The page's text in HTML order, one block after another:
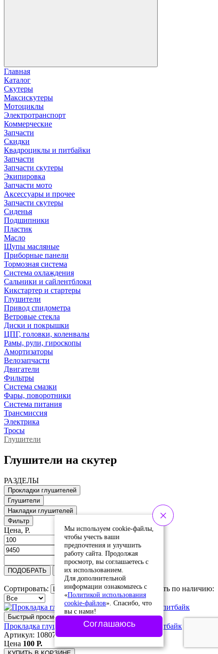
Главная
Каталог
Скутеры
Максискутеры
Мотоциклы
Электротранспорт
Коммерческие
Запчасти
Скидки
Квадроциклы и питбайки
Запчасти
Запчасти скутеры
Экипировка
Запчасти мото
Аксессуары и прочее
Запчасти скутеры
Сиденья
Подшипники
Пластик
Масло
Щупы масляные
Приборные панели
Тормозная система
Система охлаждения
Сальники и сайлентблоки
Кикстартер и стартеры
Глушители
Привод спидометра
Ветровые стекла
Диски и покрышки
ЦПГ, головки, коленвалы
Рамы, рули, гироскопы
Амортизаторы
Велозапчасти
Двигатели
Фильтры
Система смазки
Фары, поворотники
Система питания
Трансмиссия
Электрика
Тросы
Глушители
Глушители на скутер
РАЗДЕЛЫ
Прокладки глушителей
Глушители
Накладки глушителей
Фильтр
Цена, Р.
ПОДОБРАТЬ Сбросить
Сортировать: Сортировать по наличию:
Быстрый просмотр
Прокладка глушителя D33, Five, Pilot, Alpha, питбайк
Артикул: 10807010060
Цена 100 Р.
Мы используем cookie-файлы,
чтобы учесть ваши
предпочтения и улучшить
работу сайта. Продолжая
просмотр, вы соглашаетесь с
их использованием.
Для дополнительной
информации ознакомьтесь с
«Политикой использования
cookie-файлов». Спасибо, что
вы с нами!
Соглашаюсь